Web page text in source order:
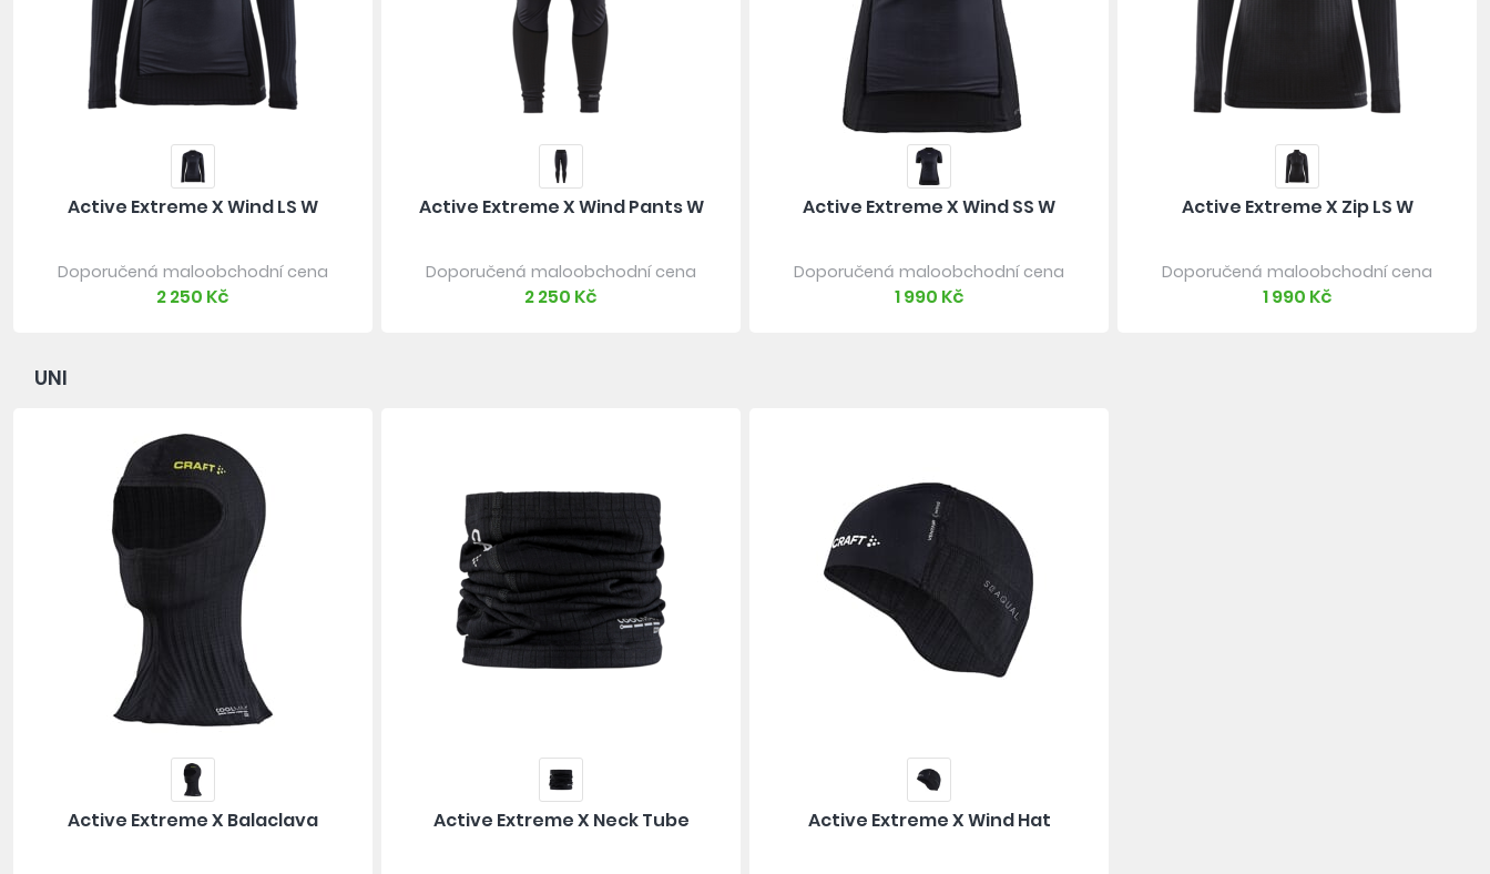
Active Extreme X Wind LS W
Doporučená maloobchodní cena
2 250 Kč
Active Extreme X Wind Pants W
Doporučená maloobchodní cena
2 250 Kč
Active Extreme X Wind SS W
Doporučená maloobchodní cena
1 990 Kč
Active Extreme X Zip LS W
Doporučená maloobchodní cena
1 990 Kč
UNI
Active Extreme X Balaclava Active Extreme X Neck Tube Active Extreme X Wind Hat